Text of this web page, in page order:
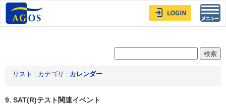
リスト カテゴリ カレンダー
9. SAT(R)テスト関連イベント